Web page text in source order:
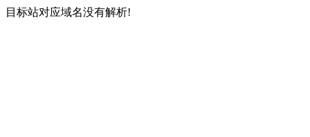
目标站对应域名没有解析!